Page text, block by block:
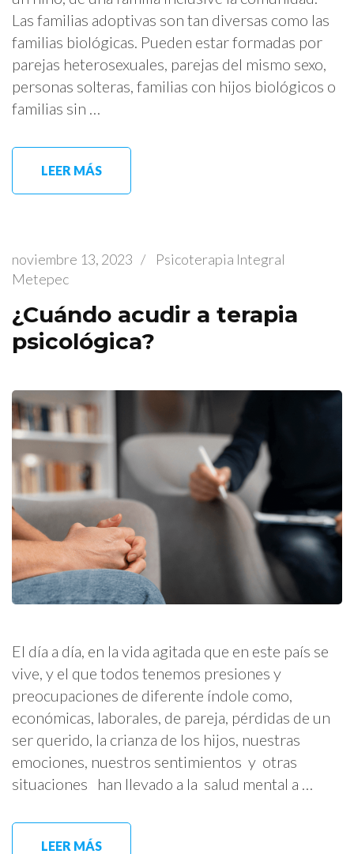
Las familias adoptivas son tan diversas como las
familias biológicas. Pueden estar formadas por
parejas heterosexuales, parejas del mismo sexo,
personas solteras, familias con hijos biológicos o
familias sin …
LEER MÁS
noviembre 13, 2023 /
Psicoterapia Integral
Metepec
¿Cuándo acudir a terapia
psicológica?
El día a día, en la vida agitada que en este país se
vive, y el que todos tenemos presiones y
preocupaciones de diferente índole como,
económicas, laborales, de pareja, pérdidas de un
ser querido, la crianza de los hijos, nuestras
emociones, nuestros sentimientos y otras
situaciones han llevado a la salud mental a …
LEER MÁS